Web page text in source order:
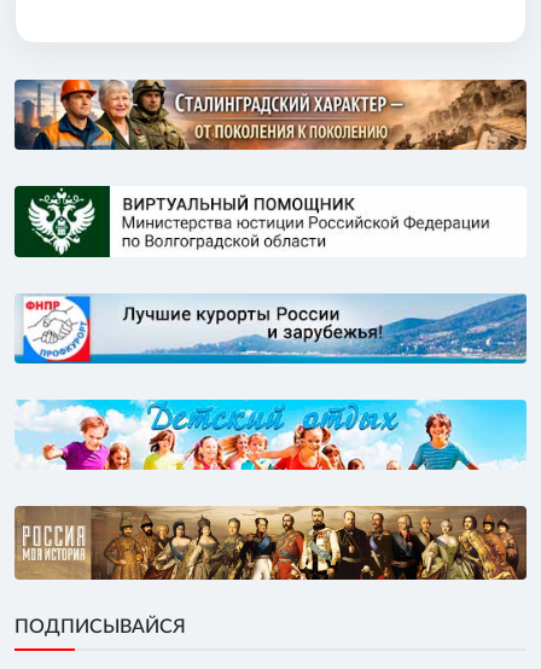
ПОДПИСЫВАЙСЯ